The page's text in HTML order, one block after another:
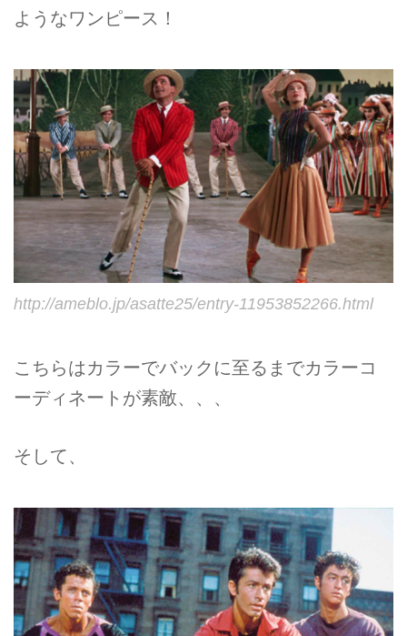
ようなワンピース！
http://ameblo.jp/asatte25/entry-11953852266.html
こちらはカラーでバックに至るまでカラーコ
ーディネートが素敵、、、
そして、